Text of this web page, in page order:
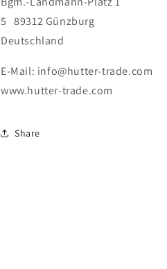
5 89312 Günzburg
Deutschland
E-Mail: info@hutter-trade.com
www.hutter-trade.com
Share